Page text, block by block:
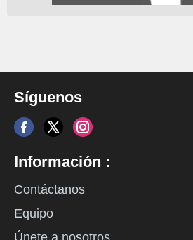
Síguenos
Información :
Contáctanos
Equipo
Únete a nosotros